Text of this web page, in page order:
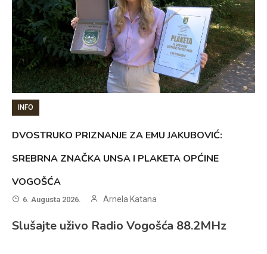
INFO
DVOSTRUKO PRIZNANJE ZA EMU JAKUBOVIĆ:
SREBRNA ZNAČKA UNSA I PLAKETA OPĆINE
VOGOŠĆA
6. Augusta 2026. Arnela Katana
Slušajte uživo Radio Vogošća 88.2MHz